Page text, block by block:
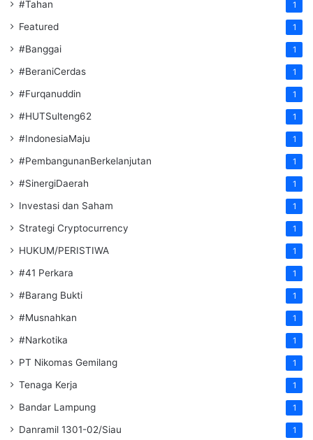
#Tahan 1
Featured 1
#Banggai 1
#BeraniCerdas 1
#Furqanuddin 1
#HUTSulteng62 1
#IndonesiaMaju 1
#PembangunanBerkelanjutan 1
#SinergiDaerah 1
Investasi dan Saham 1
Strategi Cryptocurrency 1
HUKUM/PERISTIWA 1
#41 Perkara 1
#Barang Bukti 1
#Musnahkan 1
#Narkotika 1
PT Nikomas Gemilang 1
Tenaga Kerja 1
Bandar Lampung 1
Danramil 1301-02/Siau 1